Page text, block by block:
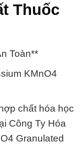
Thuốc
Toàn**
KMnO4
chất hóa học
Công Ty Hóa
Granulated